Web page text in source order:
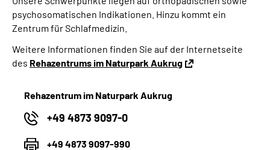
psychosomatischen Indikationen. Hinzu kommt ein
Zentrum für Schlafmedizin.
Weitere Informationen finden Sie auf der Internetseite
des Rehazentrums im Naturpark Aukrug
Rehazentrum im Naturpark Aukrug
+49 4873 9097-0
+49 4873 9097-990